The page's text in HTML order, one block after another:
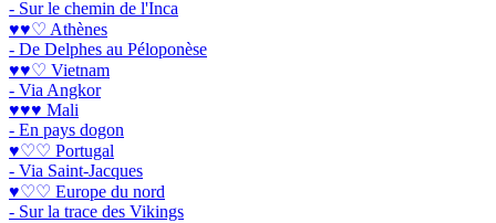
- Sur le chemin de l'Inca
♥♥♡ Athènes
- De Delphes au Péloponèse
♥♥♡ Vietnam
- Via Angkor
♥♥♥ Mali
- En pays dogon
♥♡♡ Portugal
- Via Saint-Jacques
♥♡♡ Europe du nord
- Sur la trace des Vikings